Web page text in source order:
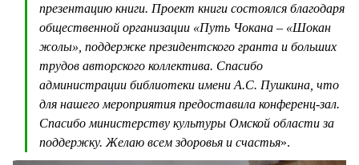
презентацию книги. Проект книги состоялся благодаря
общественной организации «Путь Чокана – «Шокан
жолы», поддержке президентского гранта и больших
трудов авторского коллектива. Спасибо
администрации библиотеки имени А.С. Пушкина, что
для нашего мероприятия предоставила конференц-зал.
Спасибо министерству культуры Омской области за
поддержку. Желаю всем здоровья и счастья».